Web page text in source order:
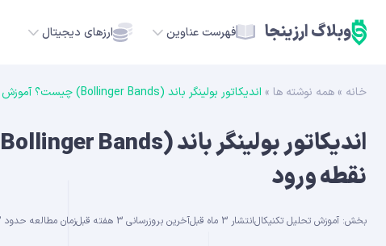
وبلاگ ارزینجا فهرست عناوین ارزهای دیجیتال
خانه » همه نوشته ها » اندیکاتور بولینگر باند (Bollinger Bands) چیست؟ آموزش نوسان‌گیری و پیدا کردن نقطه ورود
نقطه ورود
بخش: آموزش تحلیل تکنیکالانتشار 3 ماه قبل آخرین بروزرسانی 3 هفته قبل زمان مطالعه حدود 32 دقیقه